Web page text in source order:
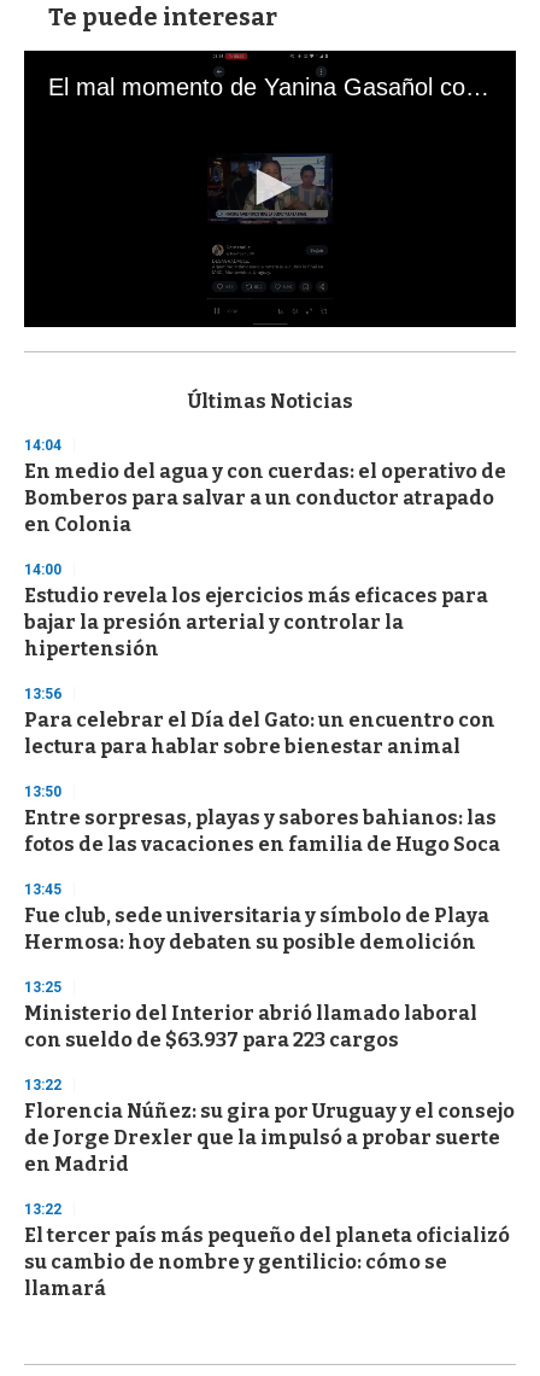
Te puede interesar
El mal momento de Yanina Gasañol con un hincha argentino en "Subrayado"
s
d
s
o
f
3
s
e
c
o
n
Últimas Noticias
14:04
En medio del agua y con cuerdas: el operativo de
Bomberos para salvar a un conductor atrapado
en Colonia
14:00
Estudio revela los ejercicios más eficaces para
bajar la presión arterial y controlar la
hipertensión
13:56
Para celebrar el Día del Gato: un encuentro con
lectura para hablar sobre bienestar animal
13:50
Entre sorpresas, playas y sabores bahianos: las
fotos de las vacaciones en familia de Hugo Soca
13:45
Fue club, sede universitaria y símbolo de Playa
Hermosa: hoy debaten su posible demolición
13:25
Ministerio del Interior abrió llamado laboral
con sueldo de $63.937 para 223 cargos
13:22
Florencia Núñez: su gira por Uruguay y el consejo
de Jorge Drexler que la impulsó a probar suerte
en Madrid
13:22
El tercer país más pequeño del planeta oficializó
su cambio de nombre y gentilicio: cómo se
llamará